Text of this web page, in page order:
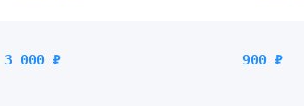
3 000₽ 900₽